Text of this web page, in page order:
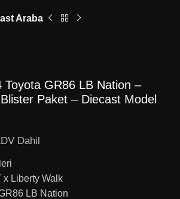
Araba
Toyota GR86 LB Nation –
Paket – Diecast Model
Dahil
x Liberty Walk
LB Nation